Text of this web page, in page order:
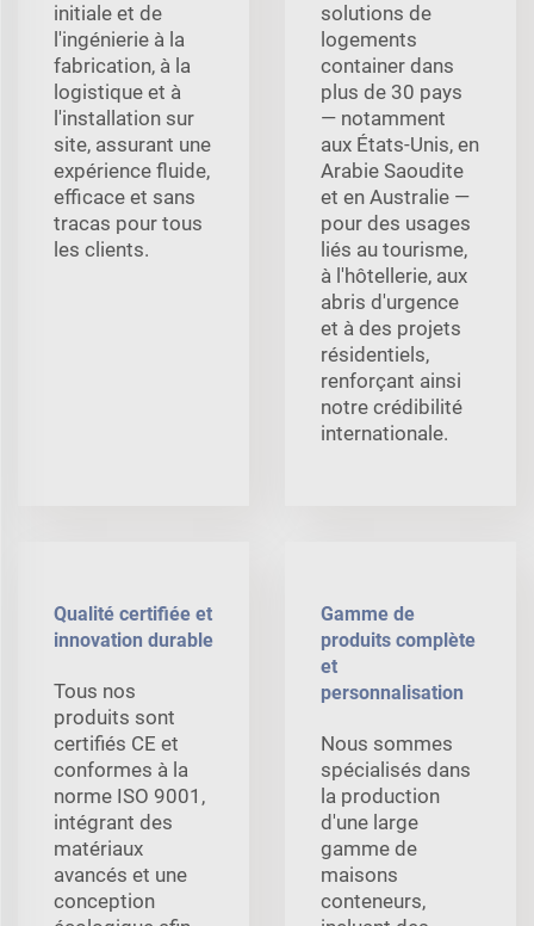
initiale et de
l'ingénierie à la
fabrication, à la
logistique et à
l'installation sur
site, assurant une
expérience fluide,
efficace et sans
tracas pour tous
les clients.
solutions de
logements
container dans
plus de 30 pays
— notamment
aux États-Unis, en
Arabie Saoudite
et en Australie —
pour des usages
liés au tourisme,
à l'hôtellerie, aux
abris d'urgence
et à des projets
résidentiels,
renforçant ainsi
notre crédibilité
internationale.
Qualité certifiée et
innovation durable
Tous nos
produits sont
certifiés CE et
conformes à la
norme ISO 9001,
intégrant des
matériaux
avancés et une
conception
Gamme de
produits complète
et
personnalisation
Nous sommes
spécialisés dans
la production
d'une large
gamme de
maisons
conteneurs,